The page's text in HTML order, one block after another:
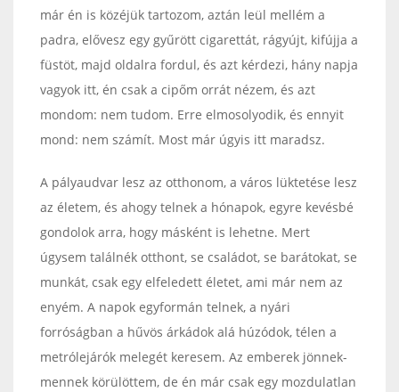
már én is közéjük tartozom, aztán leül mellém a
padra, elővesz egy gyűrött cigarettát, rágyújt, kifújja a
füstöt, majd oldalra fordul, és azt kérdezi, hány napja
vagyok itt, én csak a cipőm orrát nézem, és azt
mondom: nem tudom. Erre elmosolyodik, és ennyit
mond: nem számít. Most már úgyis itt maradsz.
A pályaudvar lesz az otthonom, a város lüktetése lesz
az életem, és ahogy telnek a hónapok, egyre kevésbé
gondolok arra, hogy másként is lehetne. Mert
úgysem találnék otthont, se családot, se barátokat, se
munkát, csak egy elfeledett életet, ami már nem az
enyém. A napok egyformán telnek, a nyári
forróságban a hűvös árkádok alá húzódok, télen a
metrólejárók melegét keresem. Az emberek jönnek-
mennek körülöttem, de én már csak egy mozdulatlan